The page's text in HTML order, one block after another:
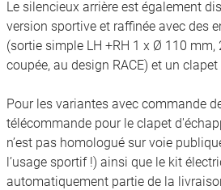
Le silencieux arrière est également
version sportive et raffinée avec des
(sortie simple LH +RH 1 x Ø 110 mm,
coupée, au design RACE) et un
Pour les variantes avec commande
télécommande pour le clapet
n’est pas homologué sur voie
l’usage sportif !) ainsi que le kit
automatiquement partie de la